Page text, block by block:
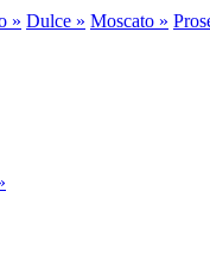
» Dulce » Moscato »